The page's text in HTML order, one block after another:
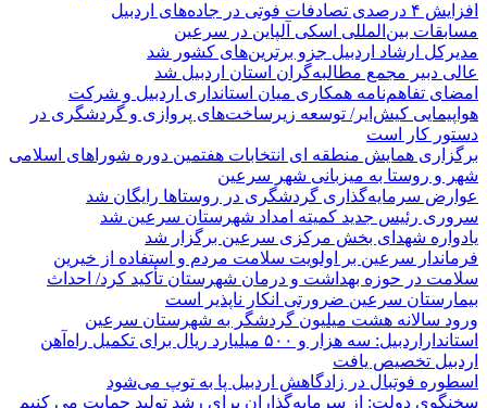
افزایش ۴ درصدی تصادفات فوتی در جاده‌های اردبیل
مسابقات بین‌المللی اسکی آلپاین در سرعین
مدیرکل ارشاد اردبیل جزو برترین‌های کشور شد
عالی دبیر مجمع مطالبه‌گران استان اردبیل شد
امضای تفاهم‌نامه همکاری میان استانداری اردبیل و شرکت
هواپیمایی کیش‌ایر/ توسعه زیرساخت‌های پروازی و گردشگری در
دستور کار است
برگزاری همایش منطقه ای انتخابات هفتمین دوره شوراهای اسلامی
شهر و روستا به میزبانی شهر سرعین
عوارض سرمایه‌گذاری گردشگری در روستاها رایگان شد
سروری رئیس جدید کمیته امداد شهرستان سرعین شد
یادواره شهدای بخش مرکزی سرعین برگزار شد
فرماندار سرعین بر اولویت سلامت مردم و استفاده از خیرین
سلامت در حوزه بهداشت و درمان شهرستان تأکید کرد/ احداث
بیمارستان سرعین ضرورتی انکار ناپذیر است
ورود سالانه هشت میلیون گردشگر به شهرستان سرعین
استانداراردبیل: سه هزار و ۵۰۰ میلیارد ریال برای تکمیل راه‌آهن
اردبیل تخصیص یافت
اسطوره فوتبال در زادگاهش اردبیل پا به توپ می‌شود
سخنگوی دولت: از سرمایه‌گذاران برای رشد تولید حمایت می کنیم